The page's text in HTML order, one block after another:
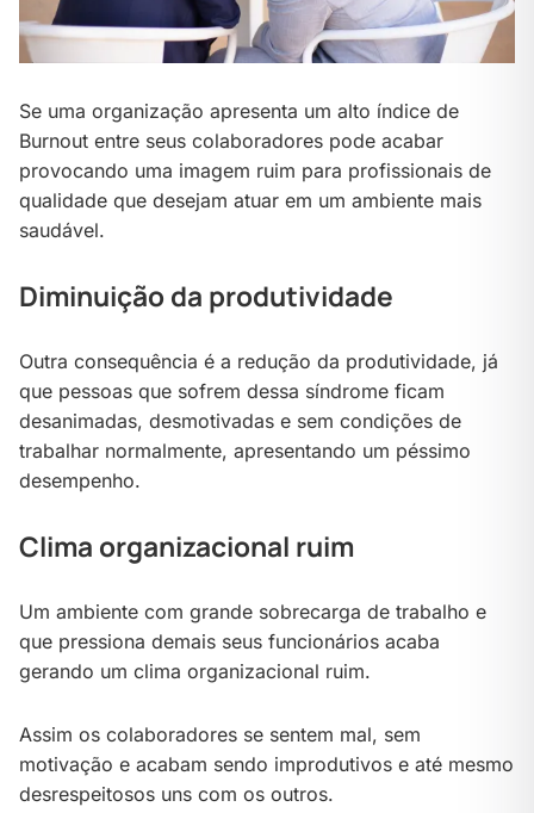
Se uma organização apresenta um alto índice de
Burnout entre seus colaboradores pode acabar
provocando uma imagem ruim para profissionais de
qualidade que desejam atuar em um ambiente mais
saudável.
Diminuição da produtividade
Outra consequência é a redução da produtividade, já
que pessoas que sofrem dessa síndrome ficam
desanimadas, desmotivadas e sem condições de
trabalhar normalmente, apresentando um péssimo
desempenho.
Clima organizacional ruim
Um ambiente com grande sobrecarga de trabalho e
que pressiona demais seus funcionários acaba
gerando um clima organizacional ruim.
Assim os colaboradores se sentem mal, sem
motivação e acabam sendo improdutivos e até mesmo
desrespeitosos uns com os outros.